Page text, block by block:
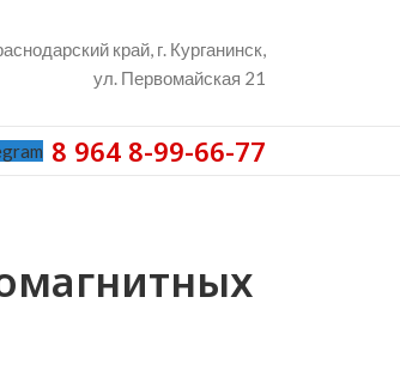
край, г. Курганинск,
ул. Первомайская 21
8 964 8-99-66-77